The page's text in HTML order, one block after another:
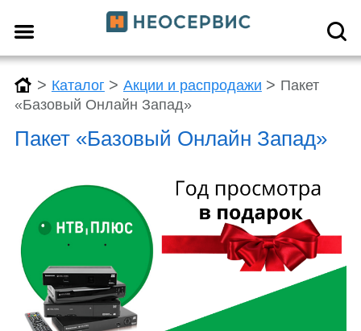
> Каталог > Акции и распродажи > Пакет
«Базовый Онлайн Запад»
Пакет «Базовый Онлайн Запад»